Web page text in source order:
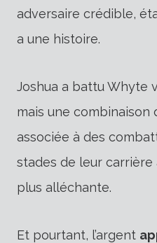
adversaire crédible,
a une histoire.
Joshua a battu Whyte
mais une combinaison
associée à des
stades de leur
plus alléchante.
Et pourtant, l’argent